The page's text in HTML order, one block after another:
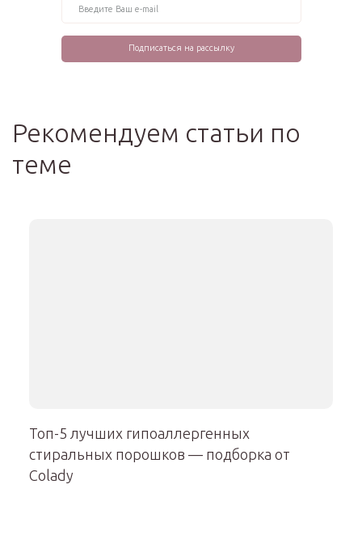
Рекомендуем статьи по
теме
Топ-5 лучших гипоаллергенных
стиральных порошков — подборка от
Colady